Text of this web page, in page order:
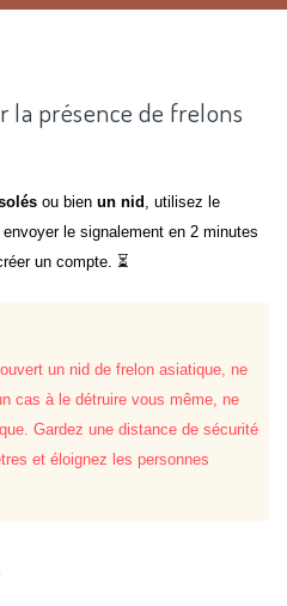
la présence de frelons
ou bienun nid , utilisez le
le signalement en 2 minutes
un compte. ⏳
un nid de frelon asiatique, ne
cas à le détruire vous même, ne
Gardez une distance de sécurité
et éloignez les personnes